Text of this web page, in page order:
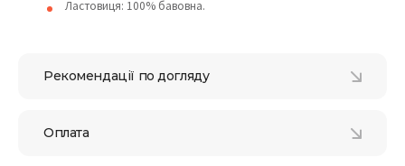
Ластовиця: 100% бавовна.
Рекомендації по догляду
Оплата